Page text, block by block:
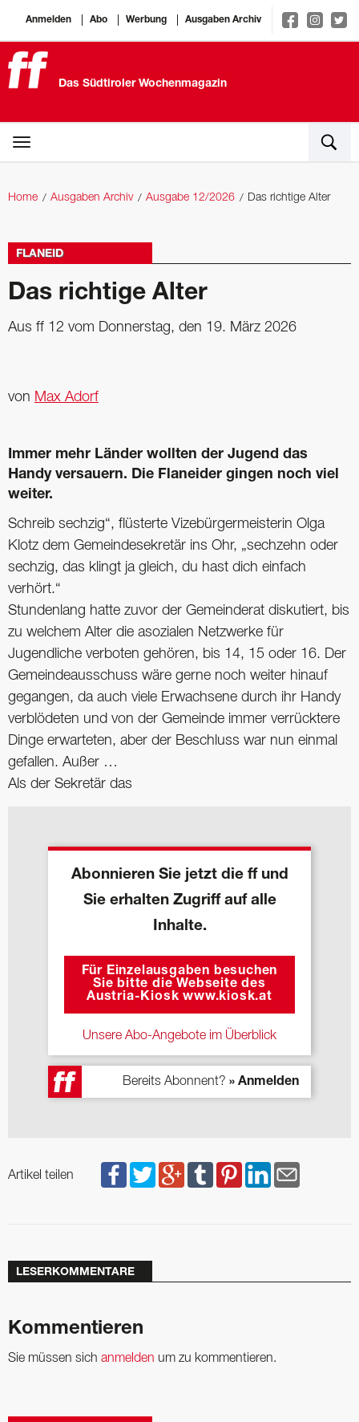
Anmelden Abo Werbung Ausgaben Archiv
Das Südtiroler Wochenmagazin
Home Ausgaben Archiv Ausgabe 12/2026 Das richtige Alter
FLANEID
Das richtige Alter
Aus ff 12 vom Donnerstag, den 19. März 2026
von Max Adorf
Immer mehr Länder wollten der Jugend das
Handy versauern. Die Flaneider gingen noch viel
weiter.
Schreib sechzig“, flüsterte Vizebürgermeisterin Olga
Klotz dem Gemeindesekretär ins Ohr, „sechzehn oder
sechzig, das klingt ja gleich, du hast dich einfach
verhört.“
Stundenlang hatte zuvor der Gemeinderat diskutiert, bis
zu welchem Alter die asozialen Netzwerke für
Jugendliche verboten gehören, bis 14, 15 oder 16. Der
Gemeindeausschuss wäre gerne noch weiter hinauf
gegangen, da auch viele Erwachsene durch ihr Handy
verblödeten und von der Gemeinde immer verrücktere
Dinge erwarteten, aber der Beschluss war nun einmal
gefallen. Außer …
Als der Sekretär das
Abonnieren Sie jetzt die ff und
Sie erhalten Zugriff auf alle
Inhalte.
Für Einzelausgaben besuchen
Sie bitte die Webseite des
Austria-Kiosk www.kiosk.at
Unsere Abo-Angebote im Überblick
Bereits Abonnent? » Anmelden
Artikel teilen
LESERKOMMENTARE
Kommentieren
Sie müssen sich anmelden um zu kommentieren.